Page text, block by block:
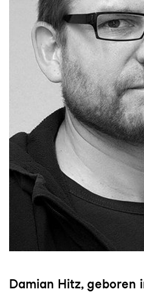
Damian Hitz, geboren